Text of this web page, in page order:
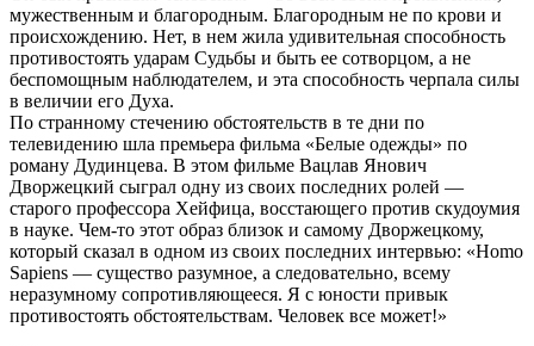
мужественным и благородным. Благородным не по крови и
происхождению. Нет, в нем жила удивительная способность
противостоять ударам Судьбы и быть ее сотворцом, а не
беспомощным наблюдателем, и эта способность черпала силы
в величии его Духа.
По странному стечению обстоятельств в те дни по
телевидению шла премьера фильма «Белые одежды» по
роману Дудинцева. В этом фильме Вацлав Янович
Дворжецкий сыграл одну из своих последних ролей —
старого профессора Хейфица, восстающего против скудоумия
в науке. Чем-то этот образ близок и самому Дворжецкому,
который сказал в одном из своих последних интервью: «Homo
Sapiens — существо разумное, а следовательно, всему
неразумному сопротивляющееся. Я с юности привык
противостоять обстоятельствам. Человек все может!»